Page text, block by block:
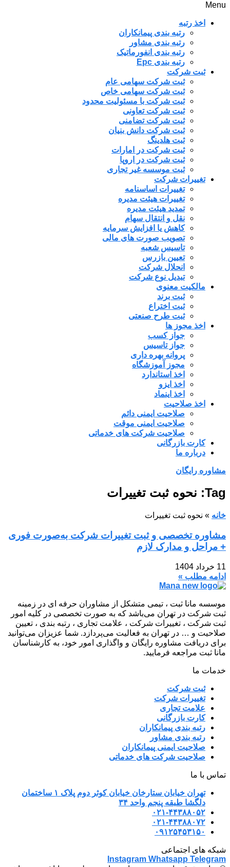
Menu
اخذ رتبه
رتبه بندی پیمانکاران
رتبه بندی مشاور
رتبه بندی انفورماتیک
رتبه بندی Epc
ثبت شرکت
ثبت شرکت سهامی عام
ثبت شرکت سهامی خاص
ثبت شرکت با مسئولیت محدود
ثبت شرکت تعاونی
ثبت شرکت تضامنی
ثبت شرکت دانش بنیان
ثبت هلدینگ
ثبت شرکت در امارات
ثبت شرکت در اروپا
ثبت موسسه غیر تجاری
تغییرات شرکت
تغییرات اساسنامه
تغییرات هیئت مدیره
تمدید هیئت مدیره
نقل و انتقال سهام
کاهش یا افزایش سرمایه
تصویب صورت های مالی
تاسیس شعبه
تعیین بازرس
انحلال شرکت
تبدیل نوع شرکت
مالکیت معنوی
ثبت برند
ثبت اختراع
ثبت طرح صنعتی
اخذ مجوز ها
جواز کسب
جواز تاسیس
پروانه بهره داری
مجوز آموزشگاه
اخذ استاندارد
اخذ ایزو
اخذ اینماد
اخذ صلاحیت
صلاحیت ایمنی دائم
صلاحیت ایمنی موقت
صلاحیت شرکت های خدماتی
کارت بازرگانی
درباره ما
مشاوره رایگان
Tag: نحوه ثبت تغییرات
خانه » نحوه ثبت تغییرات
مشاوره تخصصی و ثبت تغییرات شرکت به‌صورت فوری
+ مراحل و مدارک لازم
11 خرداد 1404
ادامه مطلب »
موسسه مانا ثبت ، تیمی متشکل از مشاوران حرفه ای در زمینه
ثبت شرکت در تهران می‌باشد که به صورت تخصصی در کلیه امور
ثبت شرکت ، تغییرات شرکت ، علامت تجاری ، رتبه بندی ، تعیین
صلاحیت و … در تهران به فعالیت می‌پردازد. شما عزیزان می‌توانید
برای دریافت مشاوره رایگان و واگذاری امور خود، به کارشناسان
مانا ثبت مراجعه فرمایید.
خدمات ما
ثبت شرکت
تغییرات شرکت
علامت تجاری
کارت بازرگانی
رتبه بندی پیمانکاران
رتبه بندی مشاور
صلاحیت ایمنی پیمانکاران
صلاحیت شرکت های خدماتی
تماس با ما
تهران خیابان ستارخان خیابان کوثر دوم پلاک ۱ ساختمان
دلگشا طبقه پنجم واحد ۳۴
۰۲۱-۴۴۳۸۸۰۵۲
۰۲۱-۴۴۳۸۸۰۷۲
۰۹۱۲۵۴۵۳۱۵۰
شبکه های اجتماعی
Instagram Whatsapp Telegram